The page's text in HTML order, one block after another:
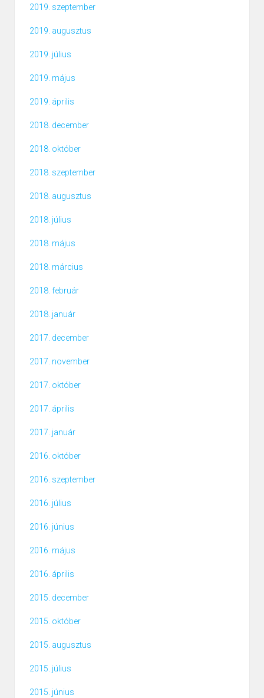
2019. szeptember
2019. augusztus
2019. július
2019. május
2019. április
2018. december
2018. október
2018. szeptember
2018. augusztus
2018. július
2018. május
2018. március
2018. február
2018. január
2017. december
2017. november
2017. október
2017. április
2017. január
2016. október
2016. szeptember
2016. július
2016. június
2016. május
2016. április
2015. december
2015. október
2015. augusztus
2015. július
2015. június